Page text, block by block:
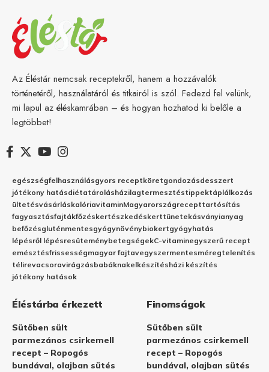
Az Éléstár nemcsak receptekről, hanem a hozzávalók
történetéről, használatáról és titkairól is szól. Fedezd fel velünk,
mi lapul az éléskamrában – és hogyan hozhatod ki belőle a
legtöbbet!
egészségfelhasználásgyors receptköretgondozásdesszert
jótékony hatásdiétatárolásházilagtermesztéstippektáplálkozás
ültetésvásárláskalóriavitaminMagyarországrecepttartósítás
fagyasztásfajtákfőzéskertészkedéskerttünetekásványianyag
befőzésgluténmentesgyógynövénybiokertgyógyhatás
lépésről lépésresüteménybetegségekC-vitaminegyszerű recept
emésztésfrissességmagyar fajtavegyszermentesméregtelenítés
télirevacsoravirágzásbabáknakelkészítésházi készítés
jótékony hatások
Éléstárba érkezett
Sütőben sült
parmezános csirkemell
recept – Ropogós
bundával, olajban sütés
Finomságok
Sütőben sült
parmezános csirkemell
recept – Ropogós
bundával, olajban sütés